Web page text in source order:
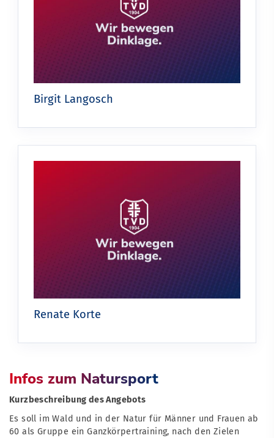
Birgit Langosch
Renate Korte
Infos zum Natursport
Kurzbeschreibung des Angebots
Es soll im Wald und in der Natur für Männer und Frauen ab
60 als Gruppe ein Ganzkörpertraining, nach den Zielen